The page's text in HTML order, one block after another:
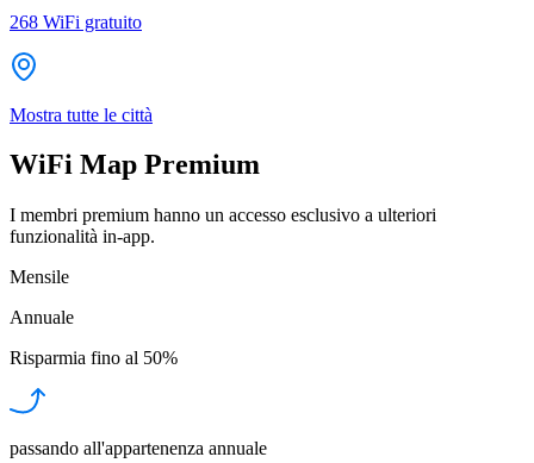
268 WiFi gratuito
Mostra tutte le città
WiFi Map Premium
I membri premium hanno un accesso esclusivo a ulteriori
funzionalità in-app.
Mensile
Annuale
Risparmia fino al 50%
passando all'appartenenza annuale